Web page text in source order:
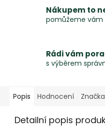
Nákupem to
pomůžeme vám
Rádi vám
s výběrem
Popis Hodnocení Značka
Detailní popis